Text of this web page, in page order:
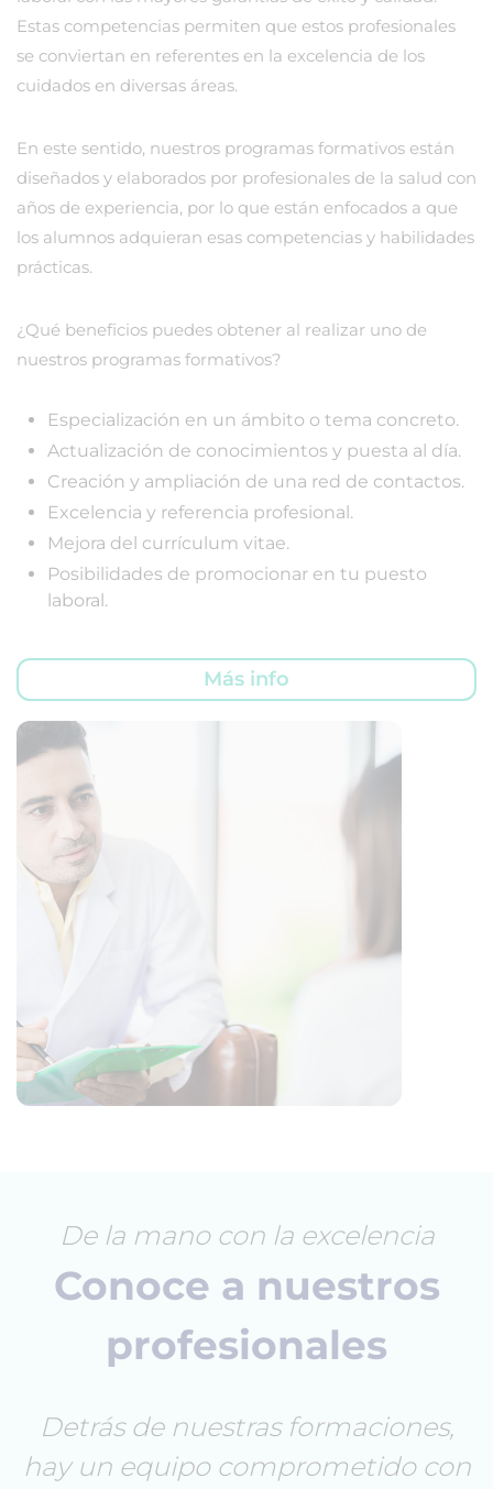
Estas competencias permiten que estos profesionales
se conviertan en referentes en la excelencia de los
cuidados en diversas áreas.
En este sentido, nuestros programas formativos están
diseñados y elaborados por profesionales de la salud con
años de experiencia, por lo que están enfocados a que
los alumnos adquieran esas competencias y habilidades
prácticas.
¿Qué beneficios puedes obtener al realizar uno de
nuestros programas formativos?
Especialización en un ámbito o tema concreto.
Actualización de conocimientos y puesta al día.
Creación y ampliación de una red de contactos.
Excelencia y referencia profesional.
Mejora del currículum vitae.
Posibilidades de promocionar en tu puesto
laboral.
Más info
De la mano con la excelencia
Conoce a nuestros
profesionales
Detrás de nuestras formaciones,
hay un equipo comprometido con